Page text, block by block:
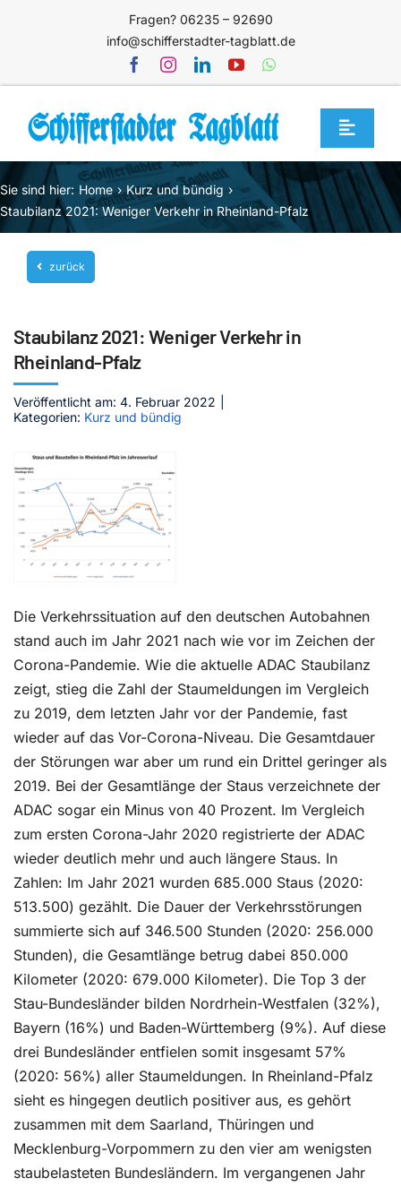
Fragen? 06235 – 92690
info@schifferstadter-tagblatt.de
Toggle
Home
Themen
Blog
Unternehmen
Mediathek
Jetzt abonnieren
Sie sind hier: Home
Kurz und bündig
Staubilanz 2021: Weniger Verkehr in Rheinland-Pfalz
zurück
Staubilanz 2021: Weniger Verkehr in
Rheinland-Pfalz
Veröffentlicht am: 4. Februar 2022
Kategorien: Kurz und bündig
Die Verkehrssituation auf den deutschen Autobahnen
stand auch im Jahr 2021 nach wie vor im Zeichen der
Corona-Pandemie. Wie die aktuelle ADAC Staubilanz
zeigt, stieg die Zahl der Staumeldungen im Vergleich
zu 2019, dem letzten Jahr vor der Pandemie, fast
wieder auf das Vor-Corona-Niveau. Die Gesamtdauer
der Störungen war aber um rund ein Drittel geringer als
2019. Bei der Gesamtlänge der Staus verzeichnete der
ADAC sogar ein Minus von 40 Prozent. Im Vergleich
zum ersten Corona-Jahr 2020 registrierte der ADAC
wieder deutlich mehr und auch längere Staus. In
Zahlen: Im Jahr 2021 wurden 685.000 Staus (2020:
513.500) gezählt. Die Dauer der Verkehrsstörungen
summierte sich auf 346.500 Stunden (2020: 256.000
Stunden), die Gesamtlänge betrug dabei 850.000
Kilometer (2020: 679.000 Kilometer). Die Top 3 der
Stau-Bundesländer bilden Nordrhein-Westfalen (32%),
Bayern (16%) und Baden-Württemberg (9%). Auf diese
drei Bundesländer entfielen somit insgesamt 57%
(2020: 56%) aller Staumeldungen. In Rheinland-Pfalz
sieht es hingegen deutlich positiver aus, es gehört
zusammen mit dem Saarland, Thüringen und
Mecklenburg-Vorpommern zu den vier am wenigsten
staubelasteten Bundesländern. Im vergangenen Jahr